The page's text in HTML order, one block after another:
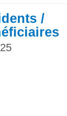
/